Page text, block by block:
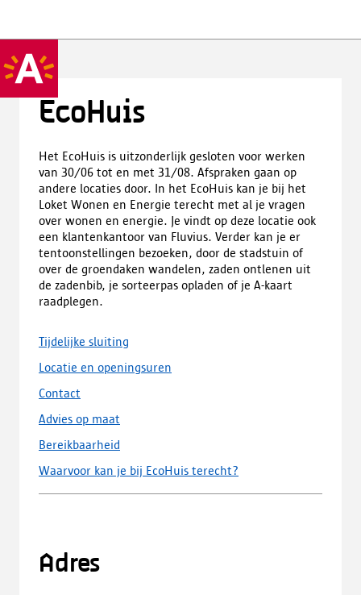
EcoHuis
Het EcoHuis is uitzonderlijk gesloten voor werken
van 30/06 tot en met 31/08. Afspraken gaan op
andere locaties door. In het EcoHuis kan je bij het
Loket Wonen en Energie terecht met al je vragen
over wonen en energie. Je vindt op deze locatie ook
een klantenkantoor van Fluvius. Verder kan je er
tentoonstellingen bezoeken, door de stadstuin of
over de groendaken wandelen, zaden ontlenen uit
de zadenbib, je sorteerpas opladen of je A-kaart
raadplegen.
Tijdelijke sluiting
Locatie en openingsuren
Contact
Advies op maat
Bereikbaarheid
Waarvoor kan je bij EcoHuis terecht?
Adres